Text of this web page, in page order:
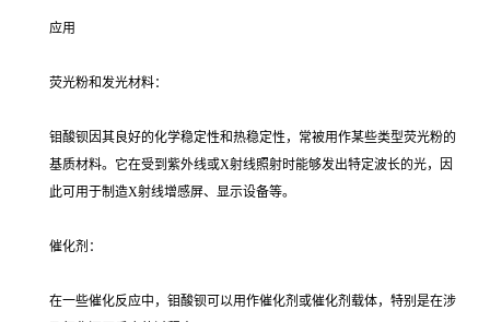
应用
荧光粉和发光材料：
钼酸钡因其良好的化学稳定性和热稳定性，常被用作某些类型荧光粉的
基质材料。它在受到紫外线或X射线照射时能够发出特定波长的光，因
此可用于制造X射线增感屏、显示设备等。
催化剂：
在一些催化反应中，钼酸钡可以用作催化剂或催化剂载体，特别是在涉